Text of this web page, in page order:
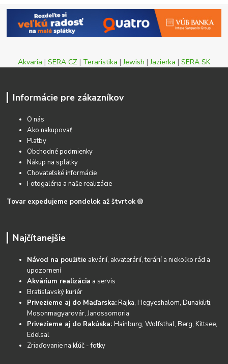
Akvaria | SERA CZ | Teraristika |Jewish |Jazierka | SERA SK
Informácie pre zákazníkov
O nás
Ako nakupovať
Platby
Obchodné podmienky
Nákup na splátky
Chovateľské informácie
Fotogaléria a naše realizácie
Tovar expedujeme pondelok až štvrtok 🟢
Najčítanejšie
Návod na použitie akvárií, akvaterárií, terárií a niekoľko rád a
upozornení
Akvárium realizácia a servis
Bratislavský kuriér
Privezieme aj do Maďarska:Rajka, Hegyeshalom, Dunakiliti,
Mosonmagyarovár, Janossomoria
Privezieme aj do Rakúska:Hainburg, Wolfsthal, Berg, Kittsee,
Edelsal
Zriaďovanie na kĺúč - fotky